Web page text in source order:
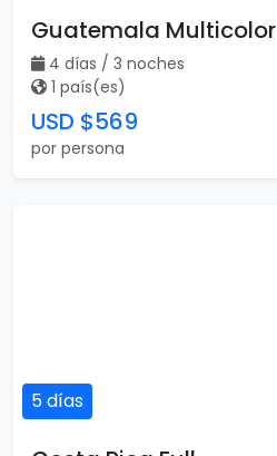
Guatemala Multicolor
4 días / 3 noches
1 país(es)
USD $569
por persona
5 días